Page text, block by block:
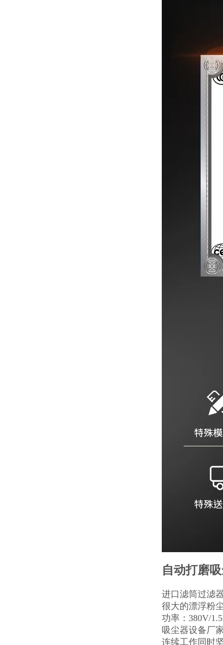
自动打磨
进口滤筒过滤
很大的漂浮粉
功率：380V/
吸尘器设备厂
连续工作同时